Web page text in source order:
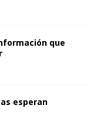
que
esperan